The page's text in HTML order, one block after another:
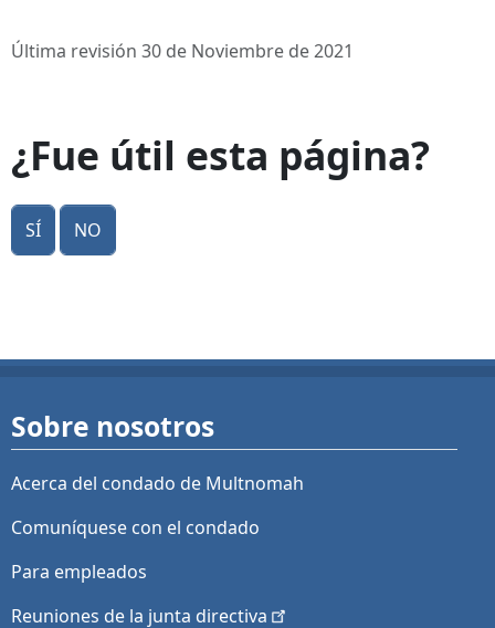
Última revisión 30 de Noviembre de 2021
¿Fue útil esta página?
Sí No
Sobre nosotros
Acerca del condado de Multnomah
Comuníquese con el condado
Para empleados
Reuniones de la junta directiva